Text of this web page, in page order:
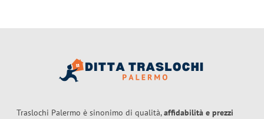
Traslochi Palermo è sinonimo di qualità,affidabilità e prezzi